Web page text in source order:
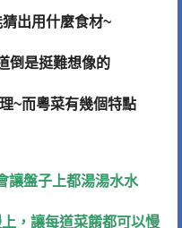
出用什麼食材~
倒是挺難想像的
~而粵菜有幾個特點
讓盤子上都湯湯水水
，讓每道菜餚都可以慢